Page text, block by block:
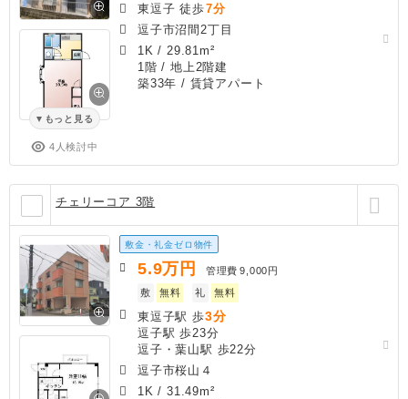
もっと見る
4人検討中
東逗子 徒歩7分
逗子市沼間2丁目
1K / 29.81m²
1階 / 地上2階建
築33年 / 賃貸アパート
チェリーコア 3階
敷金・礼金ゼロ物件
5.9万円 管理費 9,000円
敷
無料 礼 無料
東逗子駅 歩3分
逗子駅 歩23分
逗子・葉山駅 歩22分
逗子市桜山４
1K /31.49m²